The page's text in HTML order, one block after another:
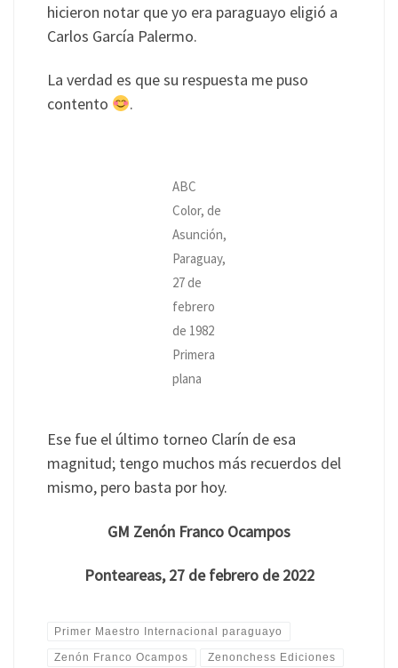
hicieron notar que yo era paraguayo eligió a
Carlos García Palermo.
La verdad es que su respuesta me puso
contento
.
ABC
Color, de
Asunción,
Paraguay,
27 de
febrero
de 1982
Primera
plana
Ese fue el último torneo Clarín de esa
magnitud; tengo muchos más recuerdos del
mismo, pero basta por hoy.
GM Zenón Franco Ocampos
Ponteareas, 27 de febrero de 2022
Primer Maestro Internacional paraguayo
Zenón Franco Ocampos Zenonchess Ediciones